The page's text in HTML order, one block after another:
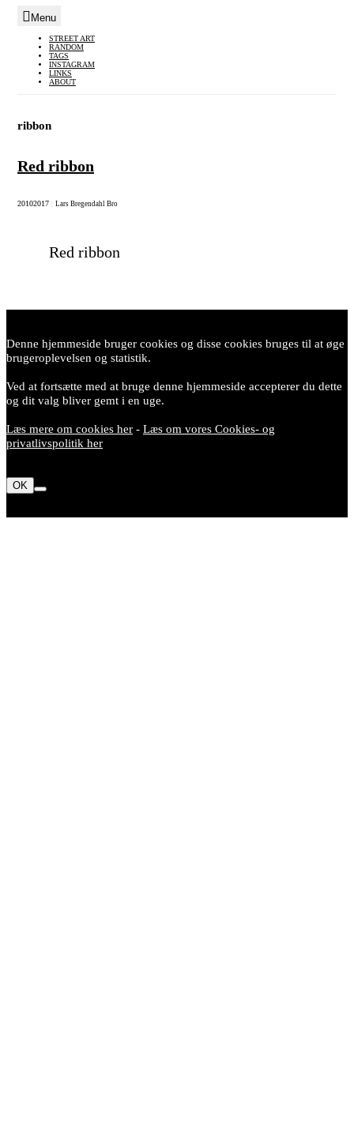
Skip
content
Menu
STREET ART
RANDOM
TAGS
INSTAGRAM
LINKS
ABOUT
ribbon
Red ribbon
20102017 Lars Bregendahl Bro
Red ribbon
Denne hjemmeside bruger cookies og disse cookies bruges til at øge
brugeroplevelsen og statistik.
Ved at fortsætte med at bruge denne hjemmeside accepterer du dette
og dit valg bliver gemt i en uge.
Læs mere om cookies her - Læs om vores Cookies- og
privatlivspolitik her
OK